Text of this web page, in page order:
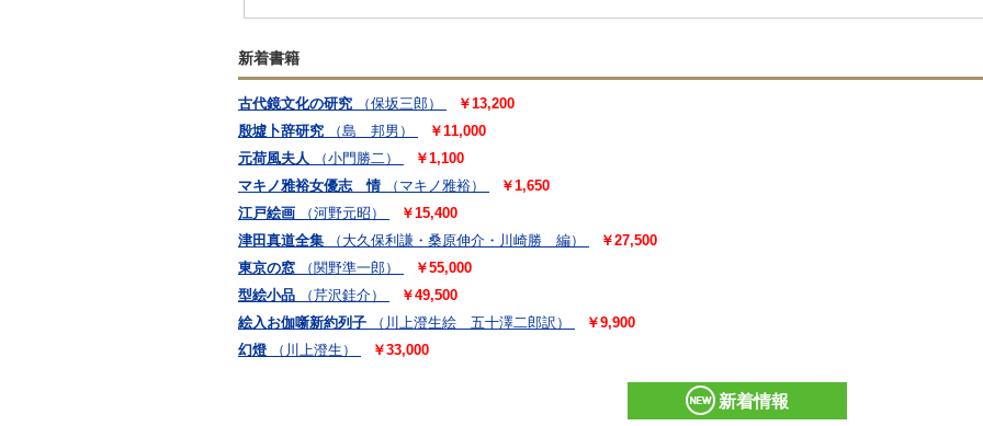
新着書籍
古代鏡文化の研究 （保坂三郎）
￥13,200
殷墟卜辞研究
（島 邦男）
￥11,000
元荷風夫人
（小門勝二）
￥1,100
マキノ雅裕女優志 情
（マキノ雅裕）
￥1,650
江戸絵画
（河野元昭）
￥15,400
津田真道全集
（大久保利謙・桑原伸介・川崎勝 編）
￥27,500
東京の窓
（関野準一郎）
￥55,000
型絵小品
（芹沢銈介）
￥49,500
絵入お伽噺新約列子
（川上澄生絵 五十澤二郎訳）
￥9,900
幻燈
（川上澄生） ￥33,000
新着情報